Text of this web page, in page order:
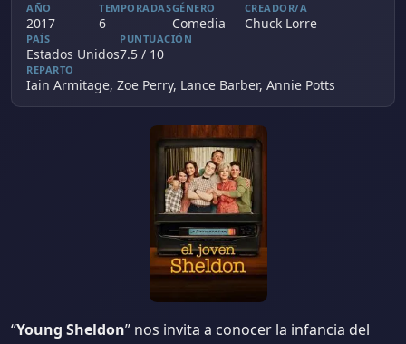
AÑO
2017
TEMPORADAS
6
GÉNERO
Comedia
CREADOR/A
Chuck Lorre
PAÍS
Estados Unidos
PUNTUACIÓN
7.5 / 10
REPARTO
Iain Armitage, Zoe Perry, Lance Barber, Annie Potts
“Young Sheldon” nos invita a conocer la infancia del